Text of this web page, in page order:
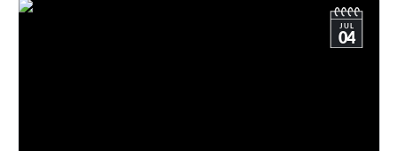
JUL
04